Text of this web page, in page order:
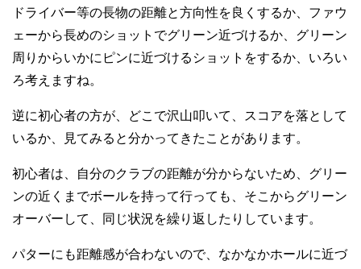
ドライバー等の長物の距離と方向性を良くするか、ファウ
ェーから長めのショットでグリーン近づけるか、グリーン
周りからいかにピンに近づけるショットをするか、いろい
ろ考えますね。
逆に初心者の方が、どこで沢山叩いて、スコアを落として
いるか、見てみると分かってきたことがあります。
初心者は、自分のクラブの距離が分からないため、グリー
ンの近くまでボールを持って行っても、そこからグリーン
オーバーして、同じ状況を繰り返したりしています。
パターにも距離感が合わないので、なかなかホールに近づ